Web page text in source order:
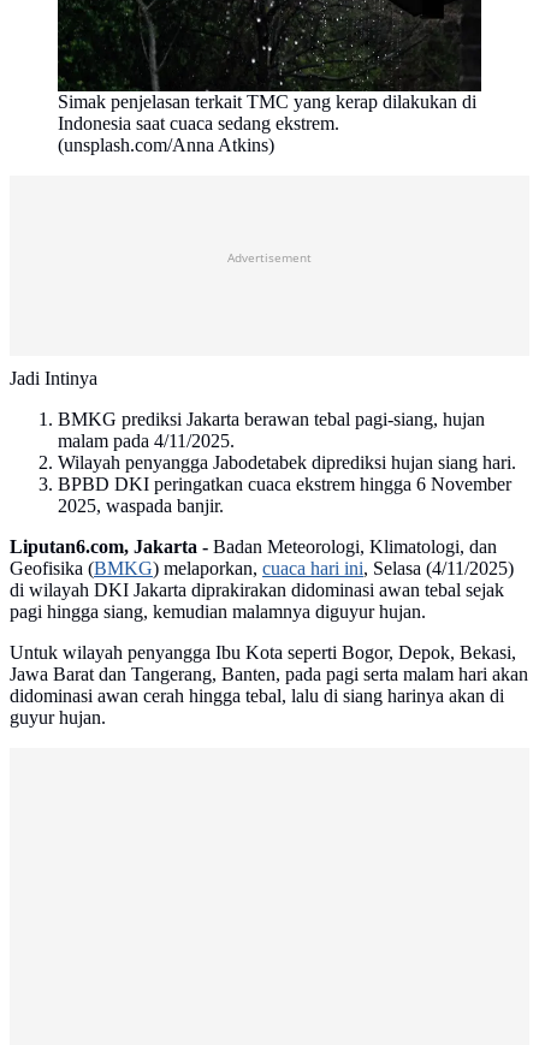
Simak penjelasan terkait TMC yang kerap dilakukan di
Indonesia saat cuaca sedang ekstrem.
(unsplash.com/Anna Atkins)
Advertisement
Jadi Intinya
BMKG prediksi Jakarta berawan tebal pagi-siang, hujan
malam pada 4/11/2025.
Wilayah penyangga Jabodetabek diprediksi hujan siang hari.
BPBD DKI peringatkan cuaca ekstrem hingga 6 November
2025, waspada banjir.
Liputan6.com, Jakarta - Badan Meteorologi, Klimatologi, dan
Geofisika (BMKG) melaporkan, cuaca hari ini, Selasa (4/11/2025)
di wilayah DKI Jakarta diprakirakan didominasi awan tebal sejak
pagi hingga siang, kemudian malamnya diguyur hujan.
Untuk wilayah penyangga Ibu Kota seperti Bogor, Depok, Bekasi,
Jawa Barat dan Tangerang, Banten, pada pagi serta malam hari akan
didominasi awan cerah hingga tebal, lalu di siang harinya akan di
guyur hujan.